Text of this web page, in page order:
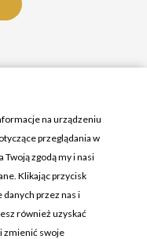
na urządzeniu
przeglądania w
Twoją zgodą my i nasi
Klikając przycisk
danych przez nas i
również uzyskać
zmienić swoje